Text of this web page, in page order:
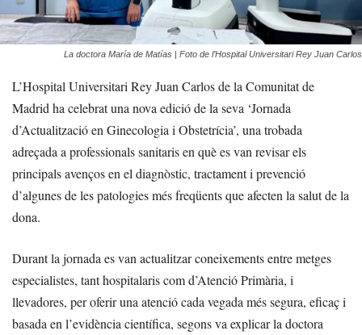
La doctora María de Matías | Foto de l’Hospital Universitari Rey Juan Carlos
L’Hospital Universitari Rey Juan Carlos de la Comunitat de
Madrid ha celebrat una nova edició de la seva ‘Jornada
d’Actualització en Ginecologia i Obstetrícia’, una trobada
adreçada a professionals sanitaris en què es van revisar els
principals avenços en el diagnòstic, tractament i prevenció
d’algunes de les patologies més freqüents que afecten la salut de la
dona.
Durant la jornada es van actualitzar coneixements entre metges
especialistes, tant hospitalaris com d’Atenció Primària, i
llevadores, per oferir una atenció cada vegada més segura, eficaç i
basada en l’evidència científica, segons va explicar la doctora